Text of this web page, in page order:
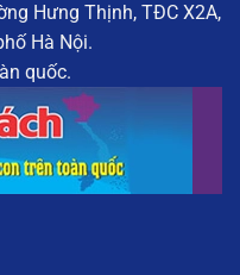
Hưng Thịnh, TĐC X2A,
Hà Nội.
quốc.